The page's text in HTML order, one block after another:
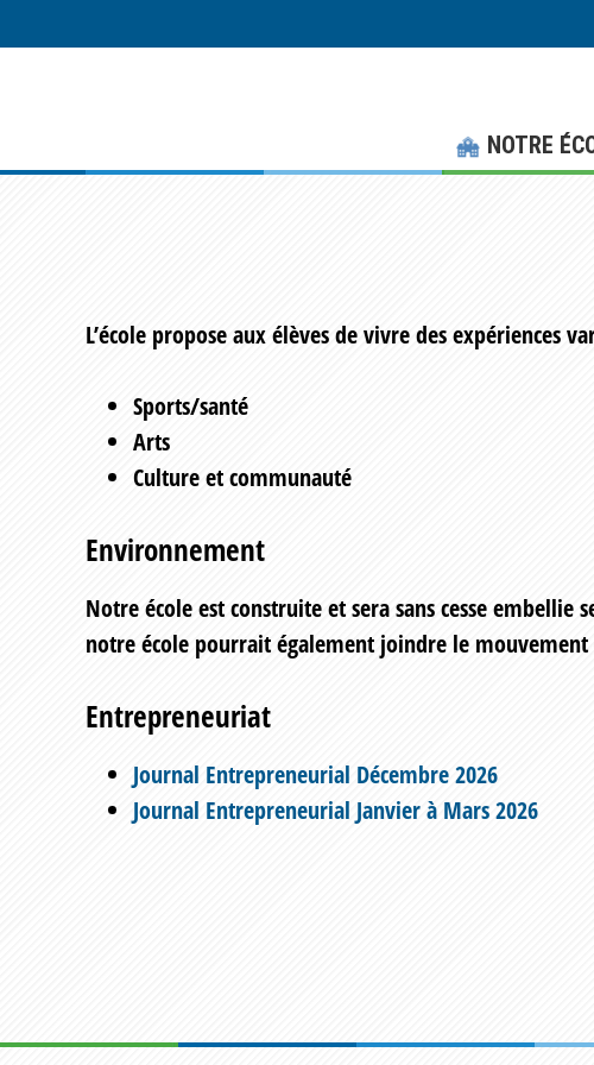
to
to
NOTRE
L’école propose aux élèves de vivre des expériences
Sports/santé
Arts
Culture et communauté
Environnement
Notre école est construite et sera sans cesse
notre école pourrait également joindre le mouvement
Entrepreneuriat
Journal Entrepreneurial Décembre 2026
Journal Entrepreneurial Janvier à Mars 2026